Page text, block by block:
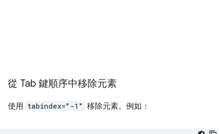
從 Tab 鍵順序中移除元素
使用 tabindex="-1" 移除元素。例如：